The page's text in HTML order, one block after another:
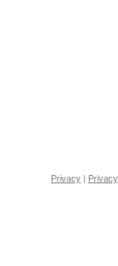
Privacy |